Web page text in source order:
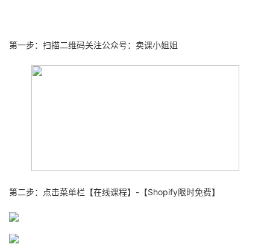
第一步：扫描二维码关注公众号：卖课小姐姐
第二步：点击菜单栏【在线课程】-【Shopify限时免费】